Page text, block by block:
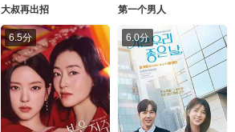
大叔再出招 第一个男人
6.5分 6.0分